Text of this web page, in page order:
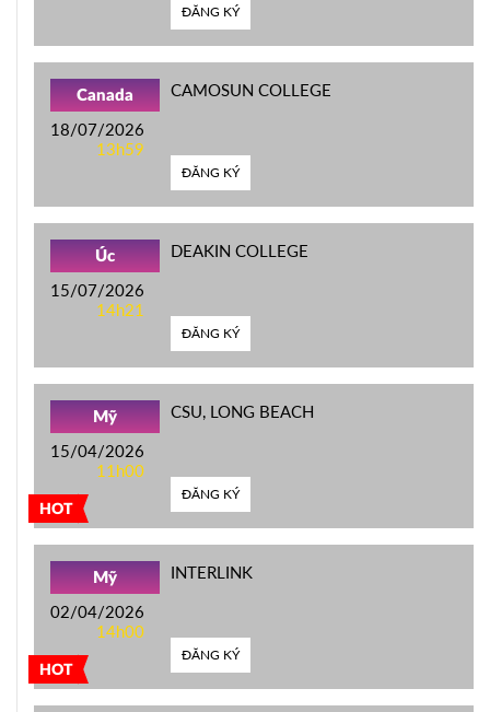
ĐĂNG KÝ
Canada
18/07/2026
13h59
CAMOSUN COLLEGE
ĐĂNG KÝ
Úc
15/07/2026
14h21
DEAKIN COLLEGE
ĐĂNG KÝ
HOT
Mỹ
15/04/2026
11h00
CSU, LONG BEACH
ĐĂNG KÝ
HOT
Mỹ
02/04/2026
14h00
INTERLINK
ĐĂNG KÝ